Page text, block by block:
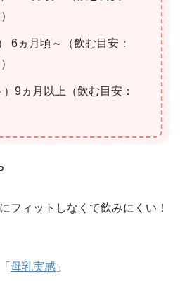
6ヵ月頃～（飲む目安：
9ヵ月以上（飲む目安：
フィットしなくて飲みにくい！
母乳実感 」